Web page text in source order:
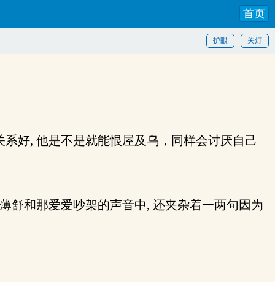
首页
关灯
护眼
好, 他是不是就能恨屋及乌，同样会讨厌自己
和那爱爱吵架的声音中, 还夹杂着一两句因为